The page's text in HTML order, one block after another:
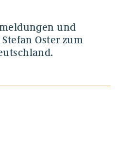
und
Oster zum